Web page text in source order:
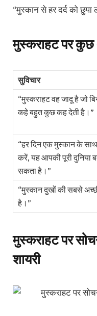
“मुस्कान से हर दर्द को छुपा
मुस्कराहट पर कुछ
सुविचार
“मुस्कराहट वह जादू है जो
कहे बहुत कुछ कह देती है।”
“हर दिन एक मुस्कान के
करें, यह आपकी पूरी दुनिया
सकता है।”
“मुस्कान दुखों की सबसे
है।”
मुस्कराहट पर
शायरी